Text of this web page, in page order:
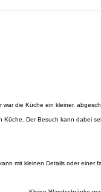
die Küche ein kleiner,
Der Besuch kann dabei
mit kleinen Details oder einer